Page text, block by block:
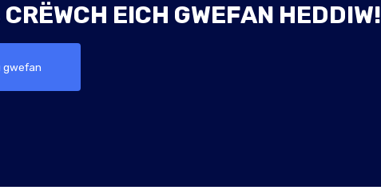
EICH GWEFAN HEDDIW!
gwefan